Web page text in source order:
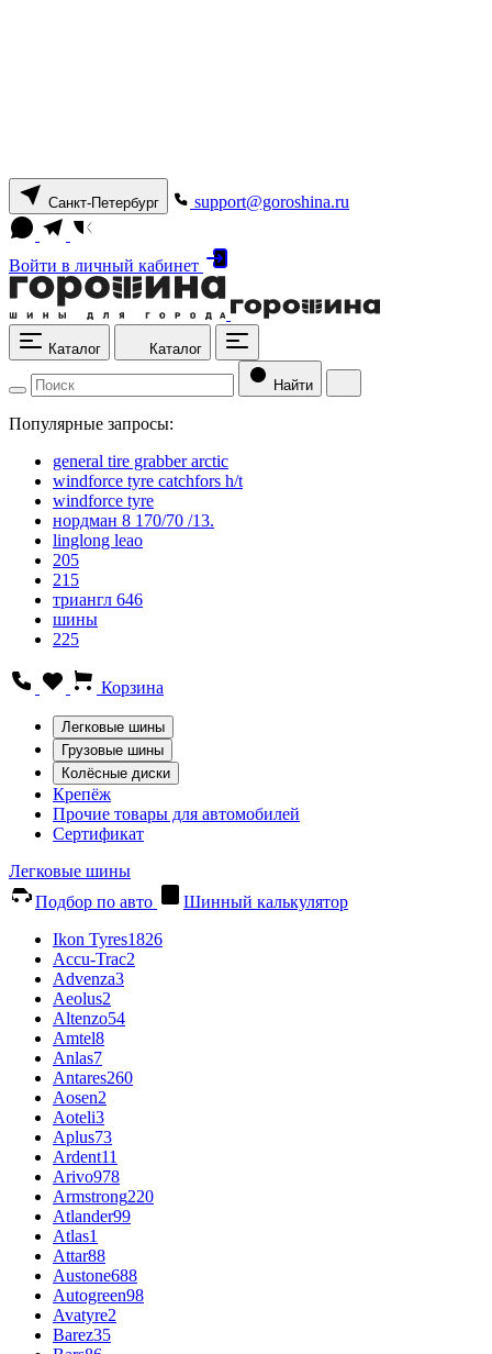
Санкт-Петербург support@goroshina.ru
Войти в личный кабинет
Каталог Каталог
Найти
Популярные запросы:
general tire grabber arctic
windforce tyre catchfors h/t
windforce tyre
нордман 8 170/70 /13.
linglong leao
205
215
триангл 646
шины
225
Корзина
Легковые шины
Грузовые шины
Колёсные диски
Крепёж
Прочие товары для автомобилей
Сертификат
Легковые шины
Подбор по авто
Шинный калькулятор
Ikon Tyres1826
Accu-Trac2
Advenza3
Aeolus2
Altenzo54
Amtel8
Anlas7
Antares260
Aosen2
Aoteli3
Aplus73
Ardent11
Arivo978
Armstrong220
Atlander99
Atlas1
Attar88
Austone688
Autogreen98
Avatyre2
Barez35